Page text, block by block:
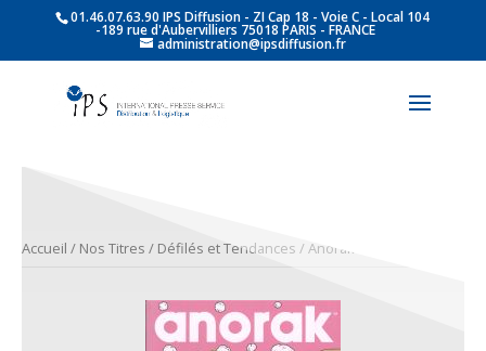
01.46.07.63.90 IPS Diffusion - ZI Cap 18 - Voie C - Local 104
-189 rue d'Aubervilliers 75018 PARIS - FRANCE
administration@ipsdiffusion.fr
Accueil / Nos Titres / Défilés et Tendances / Anorak